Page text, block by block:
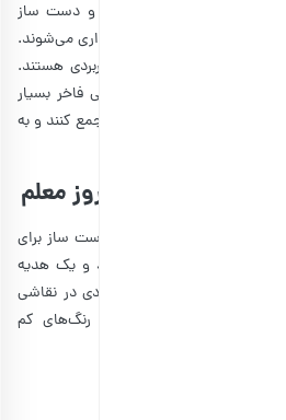
خانم به دکوری‌های سنتی و دست ساز
هدیه برای روز مادر هم خریداری می‌شوند.
هدیه بسیار شیک و کاربردی هستند.
که هزینه خرید صنایع دستی فاخر بسیار
می‌توانند مقدار مشخصی پول جمع کنند و به
جویی کنید یا یک هدیه دست ساز برای
ابزار نقاشی روی سفال بخرید و یک هدیه
درست کنید. اگر تخصص زیادی در نقاشی
سعی کنید طرحی ساده با رنگ‌های کم